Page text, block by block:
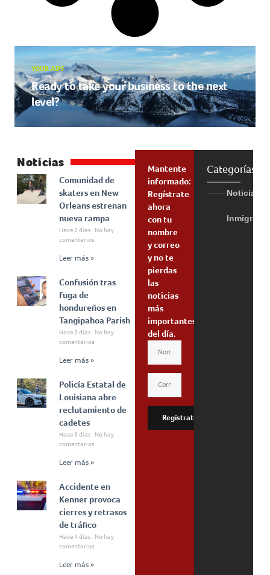
YOUR ADS
Ready to take your business to the next
level?
Noticias
Comunidad de
skaters en New
Orleans estrenan
nueva rampa
Hace 2 días
No hay
comentarios
Leer más »
Confusión tras
fuga de
hondureños en
Tangipahoa Parish
Hace 3 días
No hay
comentarios
Leer más »
Policía Estatal de
Louisiana abre
reclutamiento de
cadetes
Hace 3 días
No hay
comentarios
Leer más »
Accidente en
Kenner provoca
cierres y retrasos
de tráfico
Hace 4 días
No hay
comentarios
Leer más »
Mantente
informado:
Regístrate
ahora
con tu
nombre
y correo
y no te
pierdas
las
noticias
más
importantes
del día.
Regístrate
Categorías
Noticias